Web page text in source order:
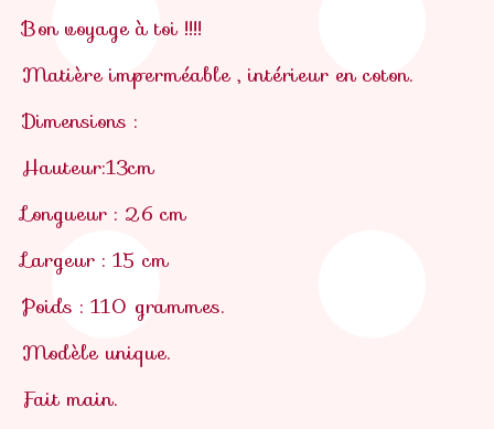
Bon voyage à toi !!!!
Matière imperméable , intérieur en coton.
Dimensions :
Hauteur:13cm
Longueur : 26 cm
Largeur : 15 cm
Poids : 110 grammes.
Modèle unique.
Fait main.